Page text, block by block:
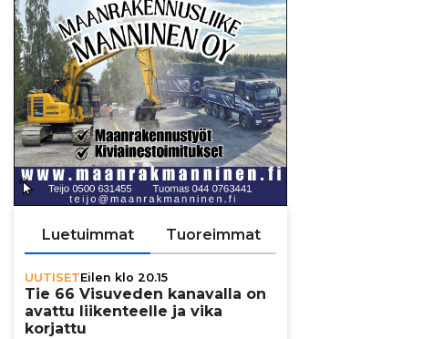
Luetuimmat Tuoreimmat
UUTISETEilen klo 20.15
Tie 66 Visuveden kanavalla on
avattu lii­ken­teelle ja vika
korjattu